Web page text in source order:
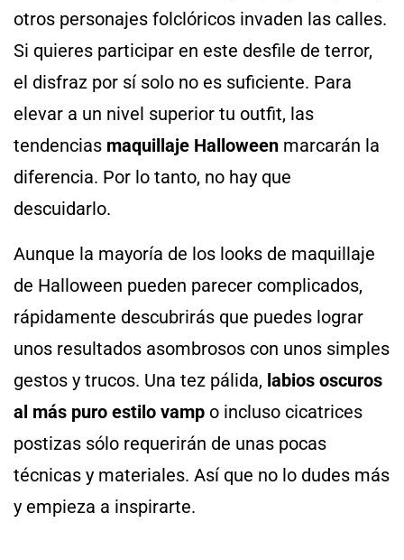
otros personajes folclóricos invaden las calles.
Si quieres participar en este desfile de terror,
el disfraz por sí solo no es suficiente. Para
elevar a un nivel superior tu outfit, las
tendencias maquillaje Halloween marcarán la
diferencia. Por lo tanto, no hay que
descuidarlo.
Aunque la mayoría de los looks de maquillaje
de Halloween pueden parecer complicados,
rápidamente descubrirás que puedes lograr
unos resultados asombrosos con unos simples
gestos y trucos. Una tez pálida, labios oscuros
al más puro estilo vamp o incluso cicatrices
postizas sólo requerirán de unas pocas
técnicas y materiales. Así que no lo dudes más
y empieza a inspirarte.